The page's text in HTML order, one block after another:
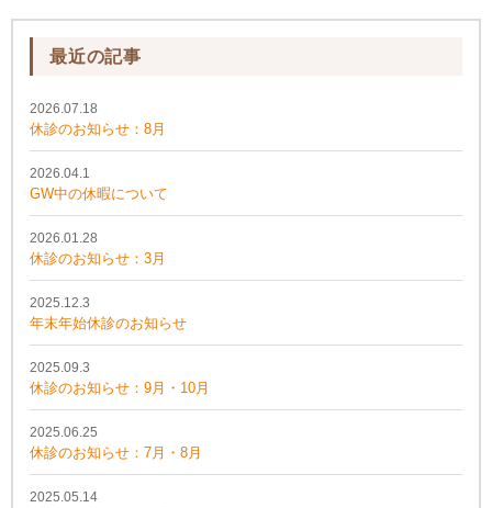
最近の記事
2026.07.18
休診のお知らせ：8月
2026.04.1
GW中の休暇について
2026.01.28
休診のお知らせ：3月
2025.12.3
年末年始休診のお知らせ
2025.09.3
休診のお知らせ：9月・10月
2025.06.25
休診のお知らせ：7月・8月
2025.05.14